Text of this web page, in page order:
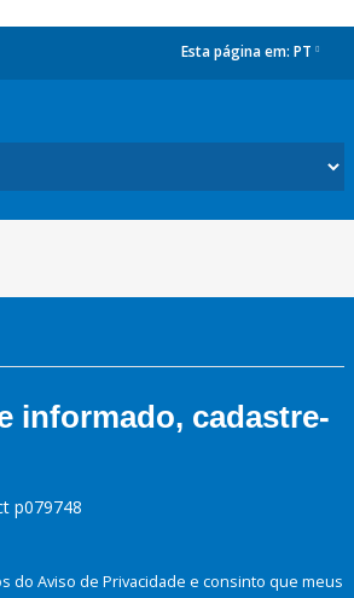
Esta página em: PT
informado, cadastre-
p079748
do Aviso de Privacidade e consinto que meus